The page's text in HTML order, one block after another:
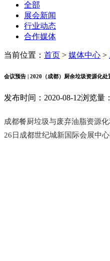
全部
展会新闻
行业动态
合作媒体
当前位置： 首页 > 媒体中心 >
会议预告 | 2020（成都）厨余垃圾资源化
发布时间：2020-08-12浏览量
成都餐厨垃圾与废弃油脂资源
26日成都世纪城新国际会展中心